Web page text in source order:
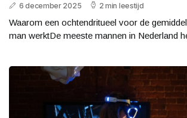
6 december 2025 2 min leestijd
Waarom een ochtendritueel voor de
man werktDe meeste mannen in Nederland